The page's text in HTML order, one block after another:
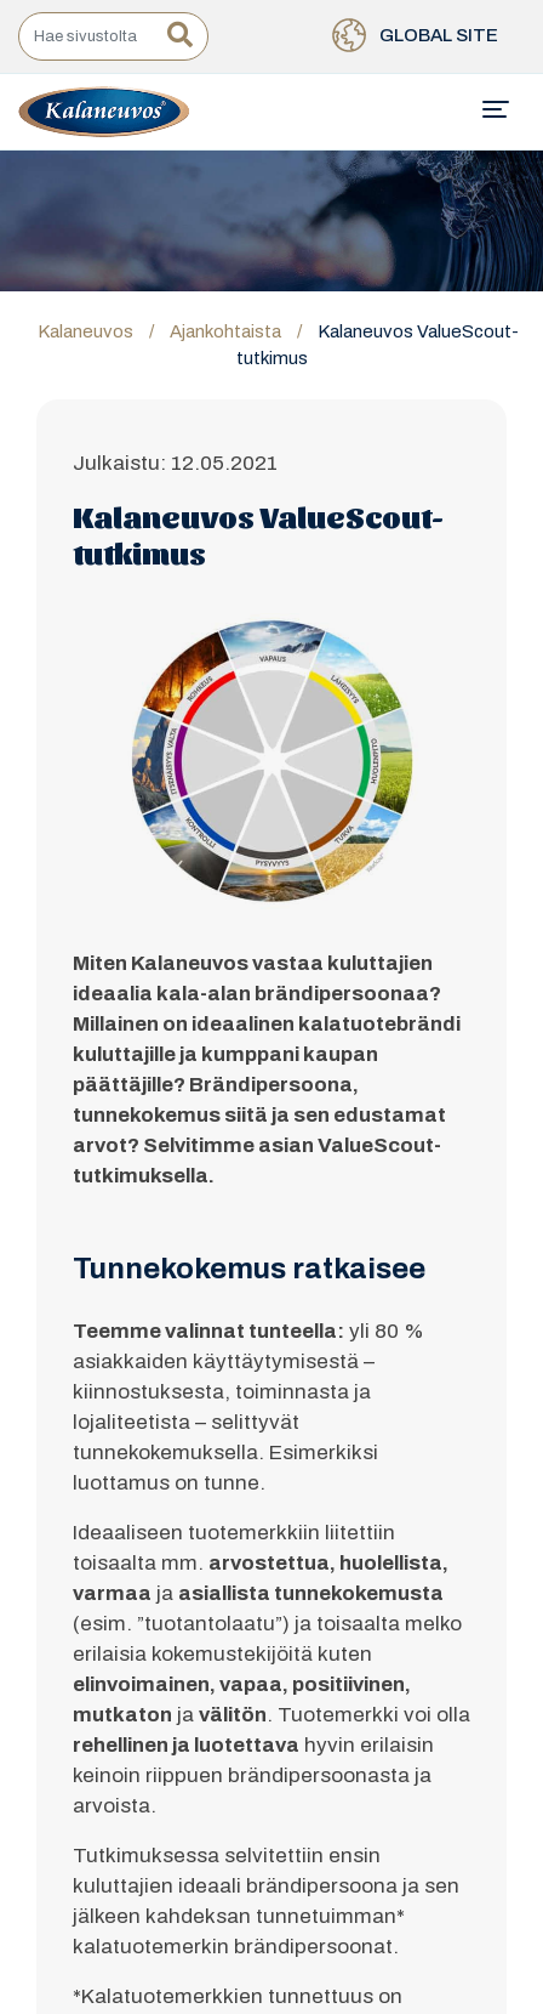
GLOBAL SITE
Kalaneuvos / Ajankohtaista /
Kalaneuvos ValueScout-
tutkimus
Julkaistu: 12.05.2021
Kalaneuvos ValueScout-
tutkimus
Miten Kalaneuvos vastaa kuluttajien
ideaalia kala-alan brändipersoonaa?
Millainen on ideaalinen kalatuotebrändi
kuluttajille ja kumppani kaupan
päättäjille? Brändipersoona,
tunnekokemus siitä ja sen edustamat
arvot? Selvitimme asian ValueScout-
tutkimuksella.
Tunnekokemus ratkaisee
Teemme valinnat tunteella: yli 80 %
asiakkaiden käyttäytymisestä –
kiinnostuksesta, toiminnasta ja
lojaliteetista – selittyvät
tunnekokemuksella. Esimerkiksi
luottamus on tunne.
Ideaaliseen tuotemerkkiin liitettiin
toisaalta mm. arvostettua, huolellista,
varmaa ja asiallista tunnekokemusta
(esim. ”tuotantolaatu”) ja toisaalta melko
erilaisia kokemustekijöitä kuten
elinvoimainen, vapaa, positiivinen,
mutkaton ja välitön. Tuotemerkki voi olla
rehellinen ja luotettava hyvin erilaisin
keinoin riippuen brändipersoonasta ja
arvoista.
Tutkimuksessa selvitettiin ensin
kuluttajien ideaali brändipersoona ja sen
jälkeen kahdeksan tunnetuimman*
kalatuotemerkin brändipersoonat.
*Kalatuotemerkkien tunnettuus on